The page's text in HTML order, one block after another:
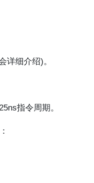
详细介绍)。
指令周期。